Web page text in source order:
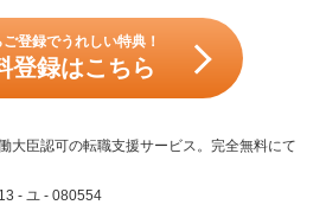
登録でうれしい特典！
登録はこちら
大臣認可の転職支援サービス。完全無料にて
- ユ - 080554